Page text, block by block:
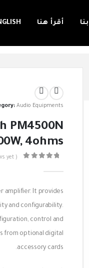
أقرأ هنا
Audio Equipments
PM4500N
4ohms
( There are no reviews yet. )
amplifier. It provides
and configurability.
control and
from optional digital
accessory cards.